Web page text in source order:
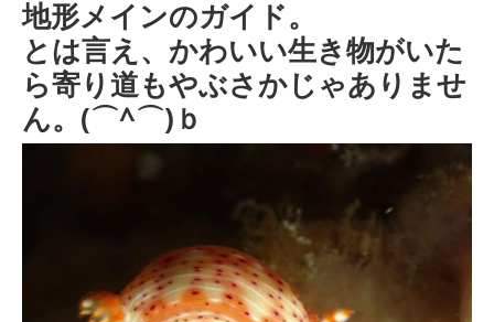
地形メインのガイド。
とは言え、かわいい生き物がいた
ら寄り道もやぶさかじゃありませ
ん。(⌒^⌒)ｂ